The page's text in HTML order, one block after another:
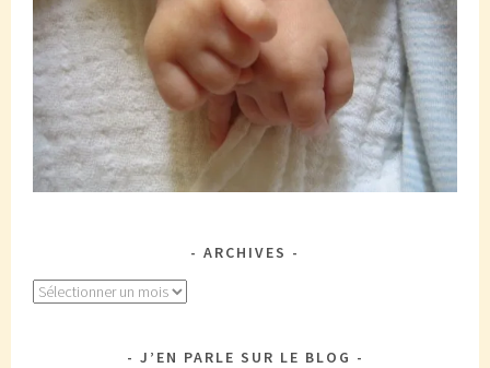
ARCHIVES
Archives
J’EN PARLE SUR LE BLOG